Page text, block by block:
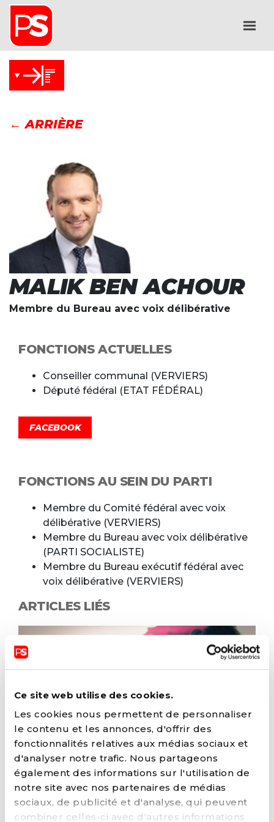
Ce site web utilise des cookies.
Les cookies nous permettent de personnaliser
le contenu et les annonces, d'offrir des
fonctionnalités relatives aux médias sociaux et
d'analyser notre trafic. Nous partageons
également des informations sur l'utilisation de
notre site avec nos partenaires de médias
sociaux, de publicité et d'analyse, qui peuvent
combiner celles-ci avec d'autres informations
← ARRIÈRE
MALIK BEN ACHOUR
Membre du Bureau avec voix délibérative
FONCTIONS ACTUELLES
Conseiller communal (VERVIERS)
Député fédéral (ETAT FÉDÉRAL)
FACEBOOK
FONCTIONS AU SEIN DU PARTI
Membre du Comité fédéral avec voix
délibérative (VERVIERS)
Membre du Bureau avec voix délibérative
(PARTI SOCIALISTE)
Membre du Bureau exécutif fédéral avec
voix délibérative (VERVIERS)
ARTICLES LIÉS
27 MARS 2023
Faciliter l’accès aux archives par les
métis·ses issu·e·s de la colonisation